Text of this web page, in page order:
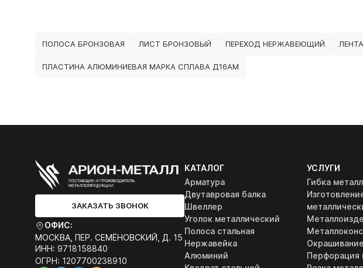
ПОЛОСА БРОНЗОВАЯ ЛИСТ БРОНЗОВЫЙ ПЕРЕХОД НЕРЖАВЕЮЩИЙ
ПЛАСТИНА АЛЮМИНИЕВАЯ МАРКА СПЛАВА Д16АМ
ЗАКАЗАТЬ ЗВОНОК
ОФИС:
МОСКВА, ПЕР. СЕМЁНОВСКИЙ, Д. 15
ИНН: 9718158840
ОГРН: 1207700238910
КАТАЛОГ
Арматура
Двутавровая балка
Швеллер
Уголок металлический
Полоса стальная
Нержавейка
Алюминий
УСЛУГИ
Гибка
Перфорация